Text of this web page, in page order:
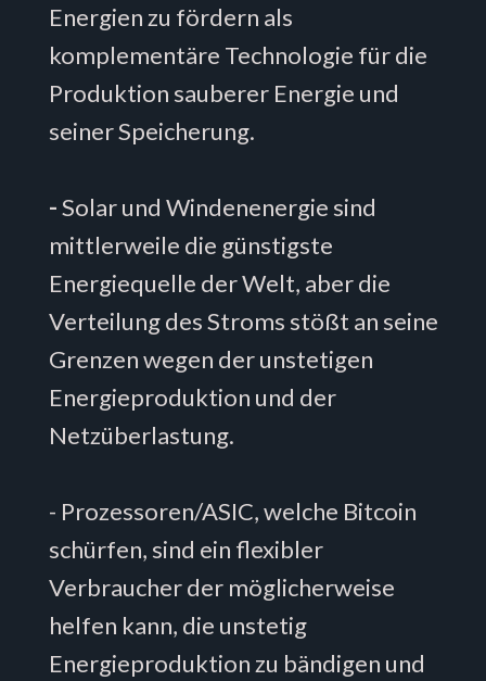
Energien zu fördern als
komplementäre Technologie für die
Produktion sauberer Energie und
seiner Speicherung.
-Solar und Windenenergie sind
mittlerweile die günstigste
Energiequelle der Welt, aber die
Verteilung des Stroms stößt an seine
Grenzen wegen der unstetigen
Energieproduktion und der
Netzüberlastung.
- Prozessoren/ASIC, welche Bitcoin
schürfen, sind ein flexibler
Verbraucher der möglicherweise
helfen kann, die unstetig
Energieproduktion zu bändigen und